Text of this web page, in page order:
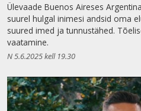
Ülevaade Buenos Aireses
suurel hulgal inimesi andsid oma
suured imed ja tunnustähed.
vaatamine.
N 5.6.2025 kell 19.30